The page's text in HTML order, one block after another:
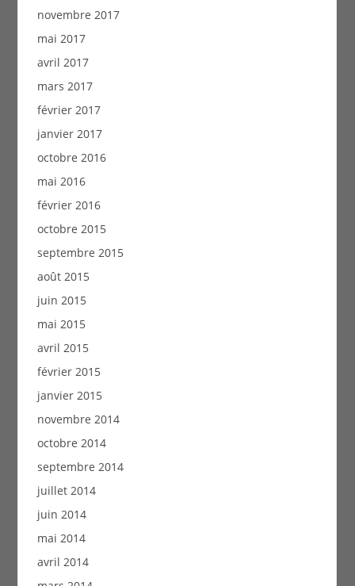
novembre 2017
mai 2017
avril 2017
mars 2017
février 2017
janvier 2017
octobre 2016
mai 2016
février 2016
octobre 2015
septembre 2015
août 2015
juin 2015
mai 2015
avril 2015
février 2015
janvier 2015
novembre 2014
octobre 2014
septembre 2014
juillet 2014
juin 2014
mai 2014
avril 2014